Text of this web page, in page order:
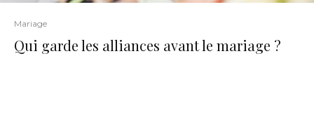
Mariage
Qui garde les alliances avant le mariage ?